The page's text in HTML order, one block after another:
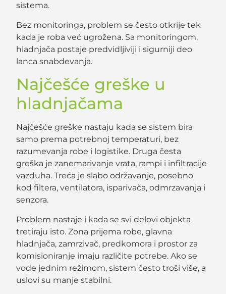
sistema.
Bez monitoringa, problem se često otkrije tek
kada je roba već ugrožena. Sa monitoringom,
hladnjača postaje predvidljiviji i sigurniji deo
lanca snabdevanja.
Najčešće greške u
hladnjačama
Najčešće greške nastaju kada se sistem bira
samo prema potrebnoj temperaturi, bez
razumevanja robe i logistike. Druga česta
greška je zanemarivanje vrata, rampi i infiltracije
vazduha. Treća je slabo održavanje, posebno
kod filtera, ventilatora, isparivača, odmrzavanja i
senzora.
Problem nastaje i kada se svi delovi objekta
tretiraju isto. Zona prijema robe, glavna
hladnjača, zamrzivač, predkomora i prostor za
komisioniranje imaju različite potrebe. Ako se
vode jednim režimom, sistem često troši više, a
uslovi su manje stabilni.